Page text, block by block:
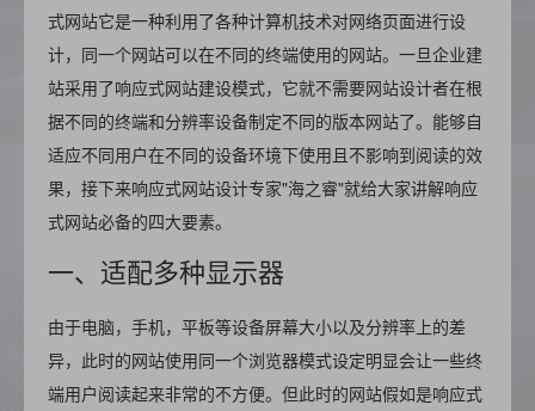
式网站它是一种利用了各种计算机技术对网络页面进行设
计，同一个网站可以在不同的终端使用的网站。一旦企业建
站采用了响应式网站建设模式，它就不需要网站设计者在根
据不同的终端和分辨率设备制定不同的版本网站了。能够自
适应不同用户在不同的设备环境下使用且不影响到阅读的效
果，接下来响应式网站设计专家"海之睿"就给大家讲解响应
式网站必备的四大要素。
一、适配多种显示器
由于电脑，手机，平板等设备屏幕大小以及分辨率上的差
异，此时的网站使用同一个浏览器模式设定明显会让一些终
端用户阅读起来非常的不方便。但此时的网站假如是响应式